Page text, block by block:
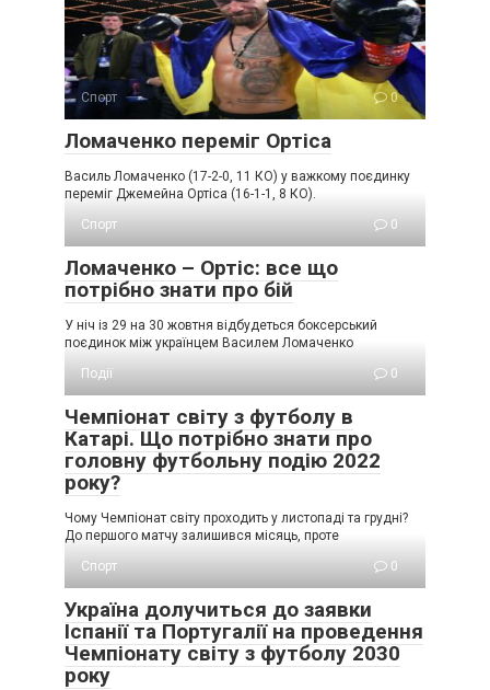
Спорт 0
Ломаченко переміг Ортіса
Василь Ломаченко (17-2-0, 11 КО) у важкому поєдинку
переміг Джемейна Ортіса (16-1-1, 8 КО).
Спорт
0
Ломаченко – Ортіс: все що
потрібно знати про бій
У ніч із 29 на 30 жовтня відбудеться боксерський
поєдинок між українцем Василем Ломаченко
Події
0
Чемпіонат світу з футболу в
Катарі. Що потрібно знати про
головну футбольну подію 2022
року?
Чому Чемпіонат світу проходить у листопаді та грудні?
До першого матчу залишився місяць, проте
Спорт
0
Україна долучиться до заявки
Іспанії та Португалії на проведення
Чемпіонату світу з футболу 2030
року